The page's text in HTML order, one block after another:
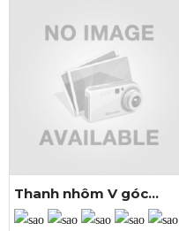
Thanh nhôm V góc
tường